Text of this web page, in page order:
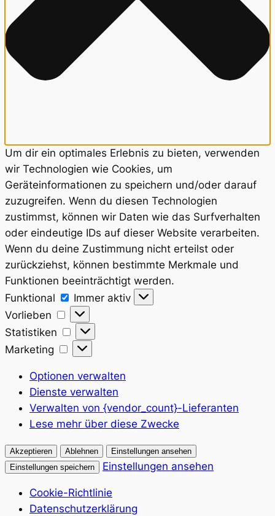
Um dir ein optimales Erlebnis zu bieten, verwenden
wir Technologien wie Cookies, um
Geräteinformationen zu speichern und/oder darauf
zuzugreifen. Wenn du diesen Technologien
zustimmst, können wir Daten wie das Surfverhalten
oder eindeutige IDs auf dieser Website verarbeiten.
Wenn du deine Zustimmung nicht erteilst oder
zurückziehst, können bestimmte Merkmale und
Funktionen beeinträchtigt werden.
Funktional
Funktional
Immer aktiv
Vorlieben
Vorlieben
Statistiken
Statistiken
Marketing
Marketing
Optionen verwalten
Dienste verwalten
Verwalten von {vendor_count}-Lieferanten
Lese mehr über diese Zwecke
Akzeptieren Ablehnen
Einstellungen ansehen
Einstellungen speichern
Einstellungen ansehen
Cookie-Richtlinie
Datenschutzerklärung